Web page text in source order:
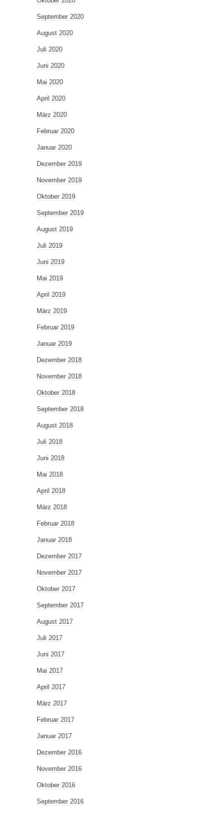
September 2020
August 2020
Juli 2020
Juni 2020
Mai 2020
April 2020
März 2020
Februar 2020
Januar 2020
Dezember 2019
November 2019
Oktober 2019
September 2019
August 2019
Juli 2019
Juni 2019
Mai 2019
April 2019
März 2019
Februar 2019
Januar 2019
Dezember 2018
November 2018
Oktober 2018
September 2018
August 2018
Juli 2018
Juni 2018
Mai 2018
April 2018
März 2018
Februar 2018
Januar 2018
Dezember 2017
November 2017
Oktober 2017
September 2017
August 2017
Juli 2017
Juni 2017
Mai 2017
April 2017
März 2017
Februar 2017
Januar 2017
Dezember 2016
November 2016
Oktober 2016
September 2016